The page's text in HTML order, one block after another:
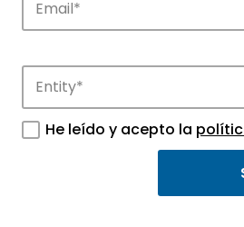
Discover the companies
AVANZASI,
He leído y acepto la